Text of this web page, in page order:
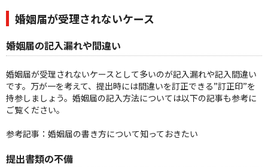
婚姻届が受理されないケース
婚姻届の記入漏れや間違い
婚姻届が受理されないケースとして多いのが記入漏れや記入間違い
です。万が一を考えて、提出時には間違いを訂正できる”訂正印”を
持参しましょう。婚姻届の記入方法については以下の記事も参考に
ご覧ください。
参考記事： 婚姻届の書き方について知っておきたい
提出書類の不備